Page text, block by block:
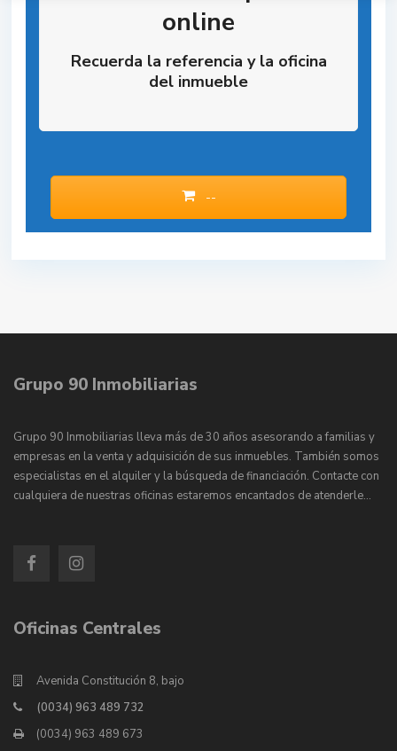
online
Recuerda la referencia y la oficina
del inmueble
--
Grupo 90 Inmobiliarias
Grupo 90 Inmobiliarias lleva más de 30 años asesorando a familias y
empresas en la venta y adquisición de sus inmuebles. También somos
especialistas en el alquiler y la búsqueda de financiación. Contacte con
cualquiera de nuestras oficinas estaremos encantados de atenderle…
Oficinas Centrales
Avenida Constitución 8, bajo
(0034) 963 489 732
(0034) 963 489 673